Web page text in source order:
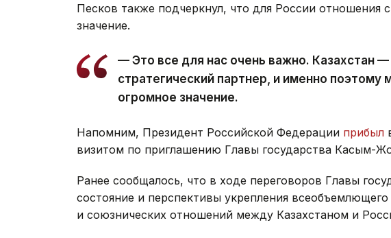
Песков также подчеркнул, что для России отношения
значение.
— Это все для нас очень важно. Казахстан
стратегический партнер, и именно поэтому
огромное значение.
Напомним, Президент Российской Федерации прибыл
визитом по приглашению Главы государства Касым-
Ранее сообщалось, что в ходе переговоров Главы
состояние и перспективы укрепления всеобъемлющего
и союзнических отношений между Казахстаном и